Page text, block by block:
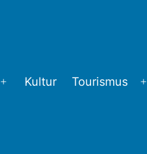
Menü
Kultur Tourismus